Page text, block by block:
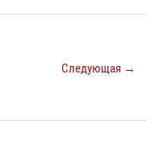
Следующая →